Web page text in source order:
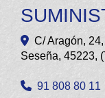
C/ Aragón, 24,
Seseña, 45223,
91 808 80 11